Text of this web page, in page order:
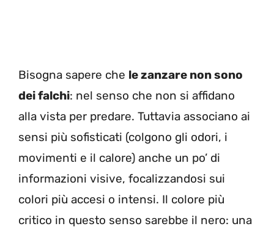
Bisogna sapere che le zanzare non sono
dei falchi: nel senso che non si affidano
alla vista per predare. Tuttavia associano ai
sensi più sofisticati (colgono gli odori, i
movimenti e il calore) anche un po’ di
informazioni visive, focalizzandosi sui
colori più accesi o intensi. Il colore più
critico in questo senso sarebbe il nero: una